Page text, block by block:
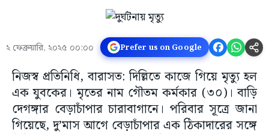
২ ফেব্রুয়ারি, ২০২৫ ০০:০০ Prefer us on Google
নিজস্ব প্রতিনিধি, বারাসত: দিল্লিতে কাজে গিয়ে মৃত্যু হল
এক যুবকের। মৃতের নাম গৌতম কর্মকার (৩০)। বাড়ি
দেগঙ্গার বেড়াচাঁপার চারাবাগানে। পরিবার সূত্রে জানা
গিয়েছে, দু’মাস আগে বেড়াচাঁপার এক ঠিকাদারের সঙ্গে